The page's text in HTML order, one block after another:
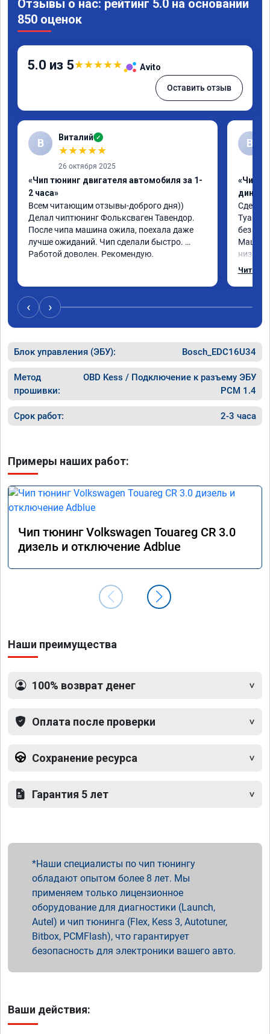
Отзывы о нас: рейтинг 5.0 на основании
850 оценок
5.0 из 5★★★★★ Avito
Оставить отзыв
В Виталий ✓
★★★★★
26 октября 2025
«Чип тюнинг двигателя автомобиля за 1-
2 часа»
Всем читающим отзывы-доброго дня))
Делал чиптюнинг Фольксваген Тавендор.
После чипа машина ожила, поехала даже
лучше ожиданий. Чип сделали быстро.
Работой доволен. Рекомендую.
В
«Чип
Туарег
без
Машина
низких
км/ч
Читать
‹ ›
Блок управления (ЭБУ): Bosch_EDC16U34
Метод
прошивки:
OBD Kess / Подключение к разъему ЭБУ
PCM 1.4
Срок работ: 2-3 часа
Примеры наших работ:
Чип тюнинг Volkswagen Touareg CR 3.0
дизель и отключение Adblue
Наши преимущества
100% возврат денег
Оплата после проверки
Сохранение ресурса
Гарантия 5 лет
Наши специалисты по чип тюнингу
обладают опытом более 8 лет. Мы
применяем только лицензионное
оборудование для диагностики (Launch,
Autel) и чип тюнинга (Flex, Kess 3, Autotuner,
Bitbox, PCMFlash), что гарантирует
безопасность для электроники вашего авто.
Ваши действия: